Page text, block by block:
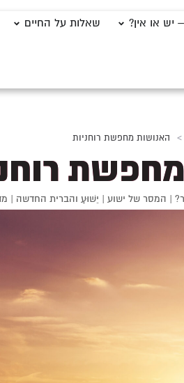
יש או אין? שאלות על החיים
> האנושות מחפשת רוחניות
| המסר של ישוע | יֵשׁוּעַ והברית החדשה |